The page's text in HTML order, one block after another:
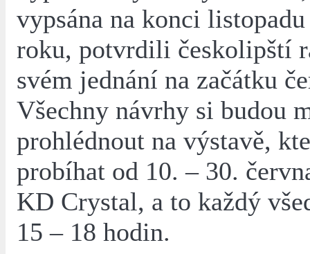
vypsána na konci
roku, potvrdili českolipští
svém jednání na začátku
Všechny návrhy si budou
prohlédnout na výstavě,
probíhat od 10. – 30.
KD Crystal, a to každý
15 – 18 hodin.